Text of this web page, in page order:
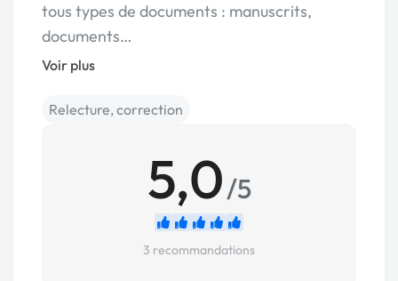
tous types de documents : manuscrits,
documents…
Voir plus
Relecture, correction
5,0/5
3 recommandations